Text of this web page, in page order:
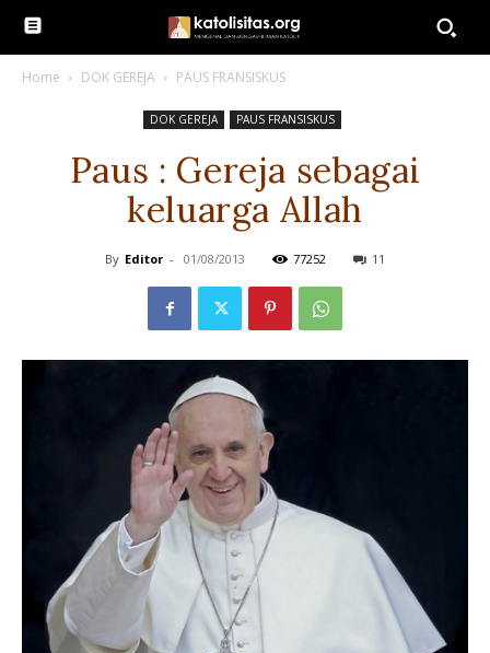
Home DOK GEREJA PAUS FRANSISKUS
DOK GEREJA PAUS FRANSISKUS
Paus : Gereja sebagai
keluarga Allah
By Editor - 01/08/2013 77252 11